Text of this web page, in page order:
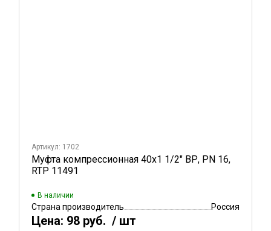
Артикул: 1702
Муфта компрессионная 40х1 1/2" ВР, PN 16,
RTP 11491
В наличии
Страна производитель Россия
Цена: 98 руб. / шт